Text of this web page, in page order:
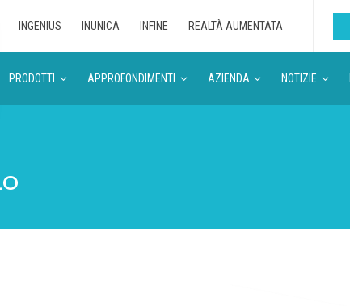
INGENIUS INUNICA INFINE REALTÀ AUMENTATA
PRODOTTI APPROFONDIMENTI AZIENDA NOTIZIE